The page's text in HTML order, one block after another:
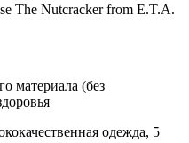
The Nutcracker from E.T.A.
материала (без
одежда, 5